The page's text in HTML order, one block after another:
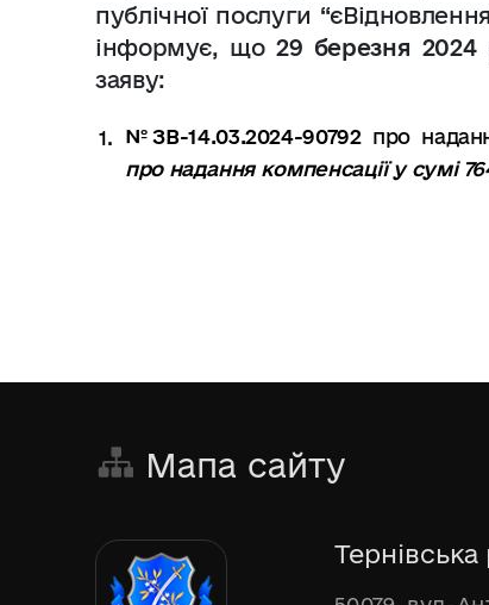
публічної послуги
інформує, що 29 березня 2024
заяву:
№ЗВ-14.03.2024-90792 про
про надання компенсації у сумі
Мапа сайту
Тернівська